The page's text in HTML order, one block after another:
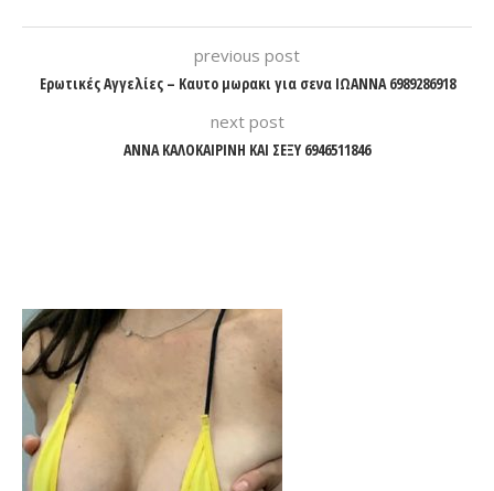
previous post
Ερωτικές Αγγελίες – Καυτο μωρακι για σενα ΙΩΑΝΝΑ 6989286918
next post
ΑΝΝΑ ΚΑΛΟΚΑΙΡΙΝΗ ΚΑΙ ΣΕΞΥ 6946511846